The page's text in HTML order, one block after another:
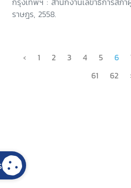
ราษฎร, 2558.
‹ 1 2 3 4 5 6
61
62